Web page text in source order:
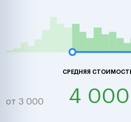
СРЕДНЯЯ
от 3 000 4